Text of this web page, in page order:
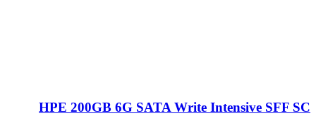
HPE 200GB 6G SATA Write Intensive SFF SC